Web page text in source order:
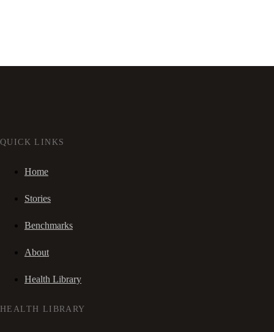
QUICK LINKS
Home
Stories
Benchmarks
About
Health Library
HEALTH LIBRARY